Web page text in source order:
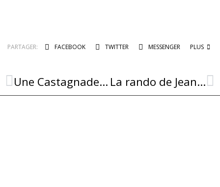
PARTAGER: FACEBOOK TWITTER MESSENGER PLUS
Une Castagnade bien fraîche ! La rando de Jean Paul : un beau millésime 2025 !